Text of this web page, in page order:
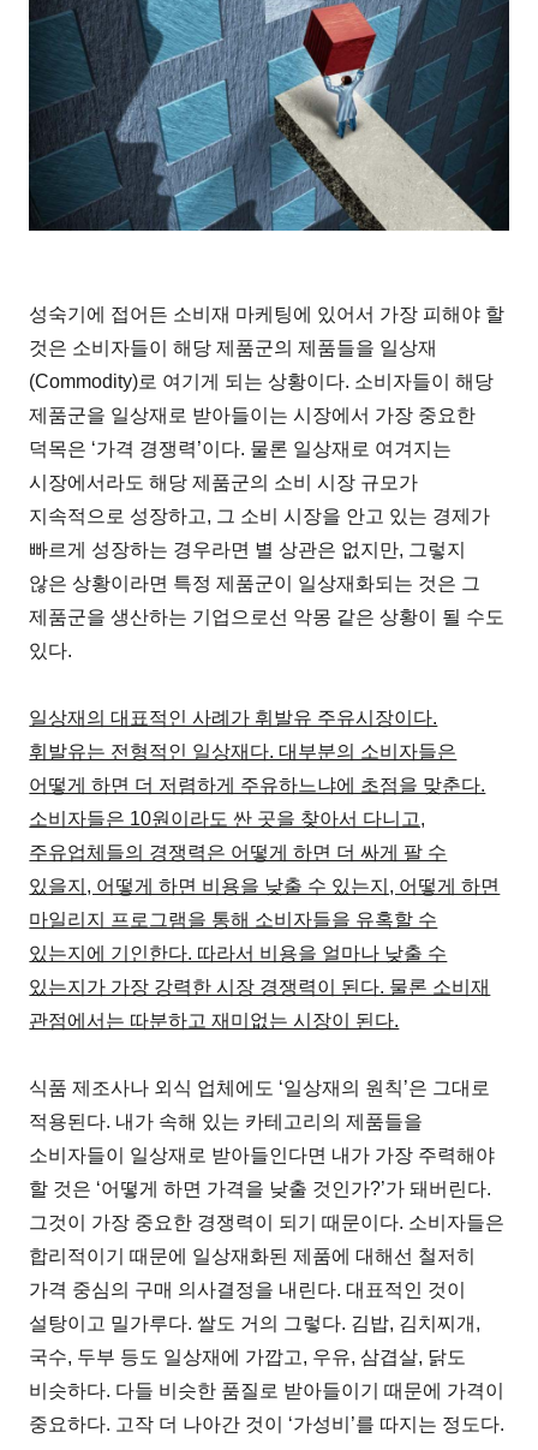
성숙기에 접어든 소비재 마케팅에 있어서 가장 피해야 할
것은 소비자들이 해당 제품군의 제품들을 일상재
(Commodity)로 여기게 되는 상황이다. 소비자들이 해당
제품군을 일상재로 받아들이는 시장에서 가장 중요한
덕목은 ‘가격 경쟁력’이다. 물론 일상재로 여겨지는
시장에서라도 해당 제품군의 소비 시장 규모가
지속적으로 성장하고, 그 소비 시장을 안고 있는 경제가
빠르게 성장하는 경우라면 별 상관은 없지만, 그렇지
않은 상황이라면 특정 제품군이 일상재화되는 것은 그
제품군을 생산하는 기업으로선 악몽 같은 상황이 될 수도
있다.
일상재의 대표적인 사례가 휘발유 주유시장이다.
휘발유는 전형적인 일상재다. 대부분의 소비자들은
어떻게 하면 더 저렴하게 주유하느냐에 초점을 맞춘다.
소비자들은 10원이라도 싼 곳을 찾아서 다니고,
주유업체들의 경쟁력은 어떻게 하면 더 싸게 팔 수
있을지, 어떻게 하면 비용을 낮출 수 있는지, 어떻게 하면
마일리지 프로그램을 통해 소비자들을 유혹할 수
있는지에 기인한다. 따라서 비용을 얼마나 낮출 수
있는지가 가장 강력한 시장 경쟁력이 된다. 물론 소비재
관점에서는 따분하고 재미없는 시장이 된다.
식품 제조사나 외식 업체에도 ‘일상재의 원칙’은 그대로
적용된다. 내가 속해 있는 카테고리의 제품들을
소비자들이 일상재로 받아들인다면 내가 가장 주력해야
할 것은 ‘어떻게 하면 가격을 낮출 것인가?’가 돼버린다.
그것이 가장 중요한 경쟁력이 되기 때문이다. 소비자들은
합리적이기 때문에 일상재화된 제품에 대해선 철저히
가격 중심의 구매 의사결정을 내린다. 대표적인 것이
설탕이고 밀가루다. 쌀도 거의 그렇다. 김밥, 김치찌개,
국수, 두부 등도 일상재에 가깝고, 우유, 삼겹살, 닭도
비슷하다. 다들 비슷한 품질로 받아들이기 때문에 가격이
중요하다. 고작 더 나아간 것이 ‘가성비’를 따지는 정도다.